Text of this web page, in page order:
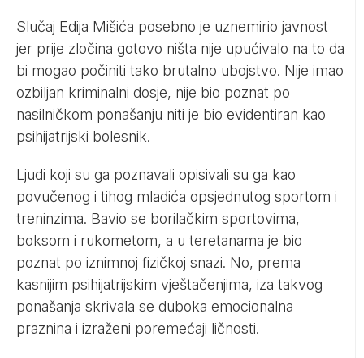
Slučaj Edija Mišića posebno je uznemirio javnost
jer prije zločina gotovo ništa nije upućivalo na to da
bi mogao počiniti tako brutalno ubojstvo. Nije imao
ozbiljan kriminalni dosje, nije bio poznat po
nasilničkom ponašanju niti je bio evidentiran kao
psihijatrijski bolesnik.
Ljudi koji su ga poznavali opisivali su ga kao
povučenog i tihog mladića opsjednutog sportom i
treninzima. Bavio se borilačkim sportovima,
boksom i rukometom, a u teretanama je bio
poznat po iznimnoj fizičkoj snazi. No, prema
kasnijim psihijatrijskim vještačenjima, iza takvog
ponašanja skrivala se duboka emocionalna
praznina i izraženi poremećaji ličnosti.